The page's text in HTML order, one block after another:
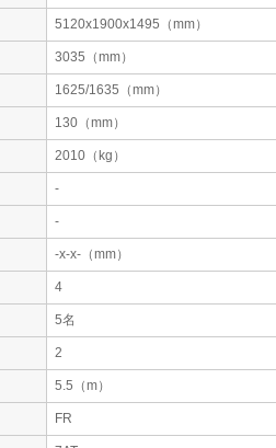
5120x1900x1495（mm）
3035（mm）
1625/1635（mm）
130（mm）
2010（kg）
-
-
-x-x-（mm）
4
5名
2
5.5（m）
FR